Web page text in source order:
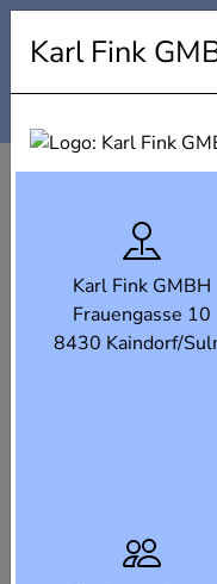
Karl Fink
Karl Fink GMBH
Frauengasse 10
8430 Kaindorf/